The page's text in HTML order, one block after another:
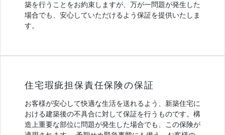
築を行うことをお約束しますが、万が一問題が発生した
場合でも、安心していただけるよう保証を提供いたしま
す。
住宅瑕疵担保責任保険の保証
お客様が安心して快適な生活を送れるよう、新築住宅に
おける建築後の不具合に対して保証を行うものです。構
造上重要な部位に問題が発生した場合でも、この保険が